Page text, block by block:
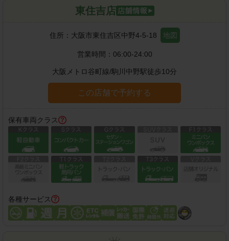
東住吉店
住所： 大阪市東住吉区中野4-5-18 地図
営業時間： 06:00-24:00
大阪メトロ谷町線/駒川中野駅徒歩10分
この店舗で予約する
保有車両クラス
各種サービス